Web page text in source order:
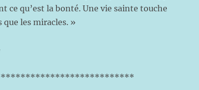
ce qu’est la bonté. Une vie sainte touche
les miracles. »